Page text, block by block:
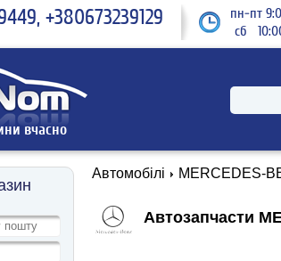
+380673239129
пн-пт
сб
вчасно
Автомобілі MERCEDES-
Автозапчасти